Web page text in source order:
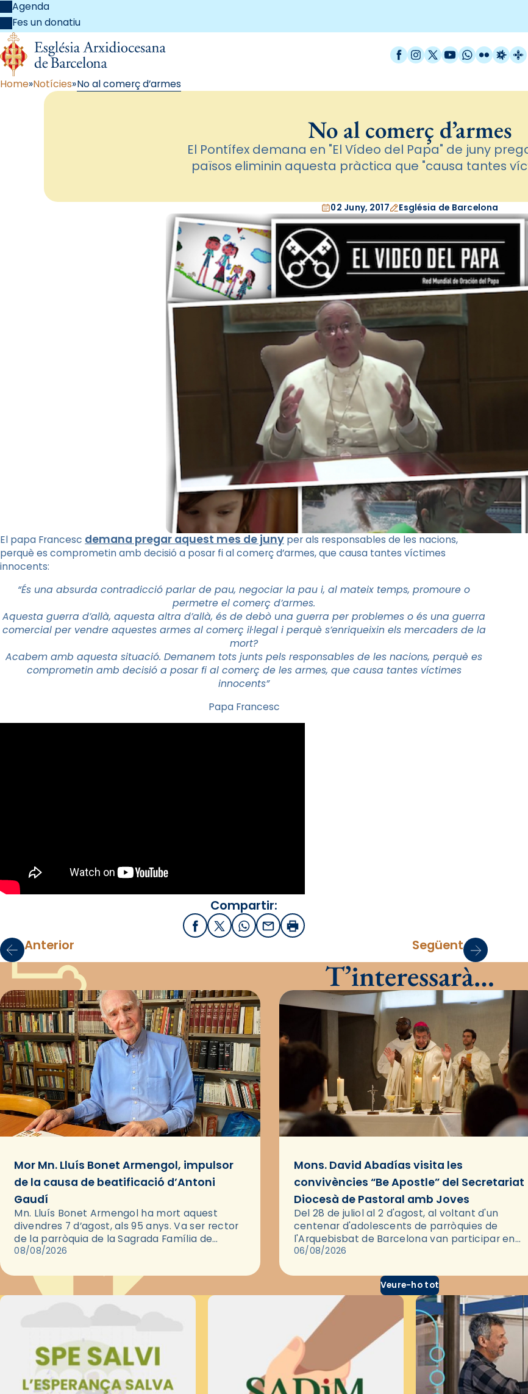
Agenda
Fes un donatiu
Facebook
Instagram
X / Twitter
YouTube
WhatsApp
FlickrRadio
Home Notícies No al comerç d’armes
No al comerç d’armes
El Pontífex demana en "El Vídeo del Papa" de juny
països eliminin aquesta pràctica que "causa tantes
02 Juny, 2017 Església de Barcelona
El papa Francesc demana pregar aquest mes de juny per als responsables de les nacions,
perquè es comprometin amb decisió a posar fi al comerç d’armes, que causa tantes víctimes
innocents:
“És una absurda contradicció parlar de pau, negociar la pau i, al mateix temps, promoure o
permetre el comerç d’armes.
Aquesta guerra d’allà, aquesta altra d’allà, és de debò una guerra per problemes o és una guerra
comercial per vendre aquestes armes al comerç il·legal i perquè s’enriqueixin els mercaders de la
mort?
Acabem amb aquesta situació. Demanem tots junts pels responsables de les nacions, perquè es
comprometin amb decisió a posar fi al comerç de les armes, que causa tantes víctimes
innocents”
Papa Francesc
Compartir:
FacebookX / Twitter
WhatsApp
EmailImprimir
Anterior Següent
T’interessarà…
Mor Mn. Lluís Bonet Armengol, impulsor
de la causa de beatificació d’Antoni
Gaudí
Mn. Lluís Bonet Armengol ha mort aquest
divendres 7 d’agost, als 95 anys. Va ser rector
de la parròquia de la Sagrada Família de
Barcelona durant 25 anys, entre 1993 i 2018,…
08/08/2026
Mons. David Abadías visita les
convivències “Be Apostle” del Secretariat
Diocesà de Pastoral amb Joves
Del 28 de juliol al 2 d'agost, al voltant d'un
centenar d'adolescents de parròquies de
l'Arquebisbat de Barcelona van participar en
les convivències Be Apostle, organitzades pel
06/08/2026
Veure-ho tot